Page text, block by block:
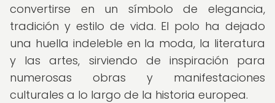
convertirse en un símbolo de elegancia,
tradición y estilo de vida. El polo ha dejado
una huella indeleble en la moda, la literatura
y las artes, sirviendo de inspiración para
numerosas obras y manifestaciones
culturales a lo largo de la historia europea.